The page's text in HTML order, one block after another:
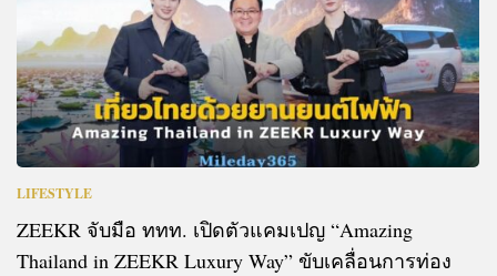
LIFESTYLE
ZEEKR จับมือ ททท. เปิดตัวแคมเปญ “Amazing
Thailand in ZEEKR Luxury Way” ขับเคลื่อนการท่อง